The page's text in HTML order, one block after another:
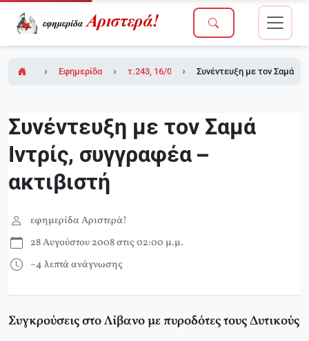
Εφημερίδα Αριστερά!τ.243, 16/05/2008Συνέντευξη με τον Σαμά
Συνέντευξη με τον Σαμά
Ιντρίς, συγγραφέα –
ακτιβιστή
εφημερίδα Αριστερά!
28 Αυγούστου 2008 στις 02:00 μ.μ.
~4 λεπτά ανάγνωσης
Συγκρούσεις στο Λίβανο με πυροδότες τους Δυτικούς